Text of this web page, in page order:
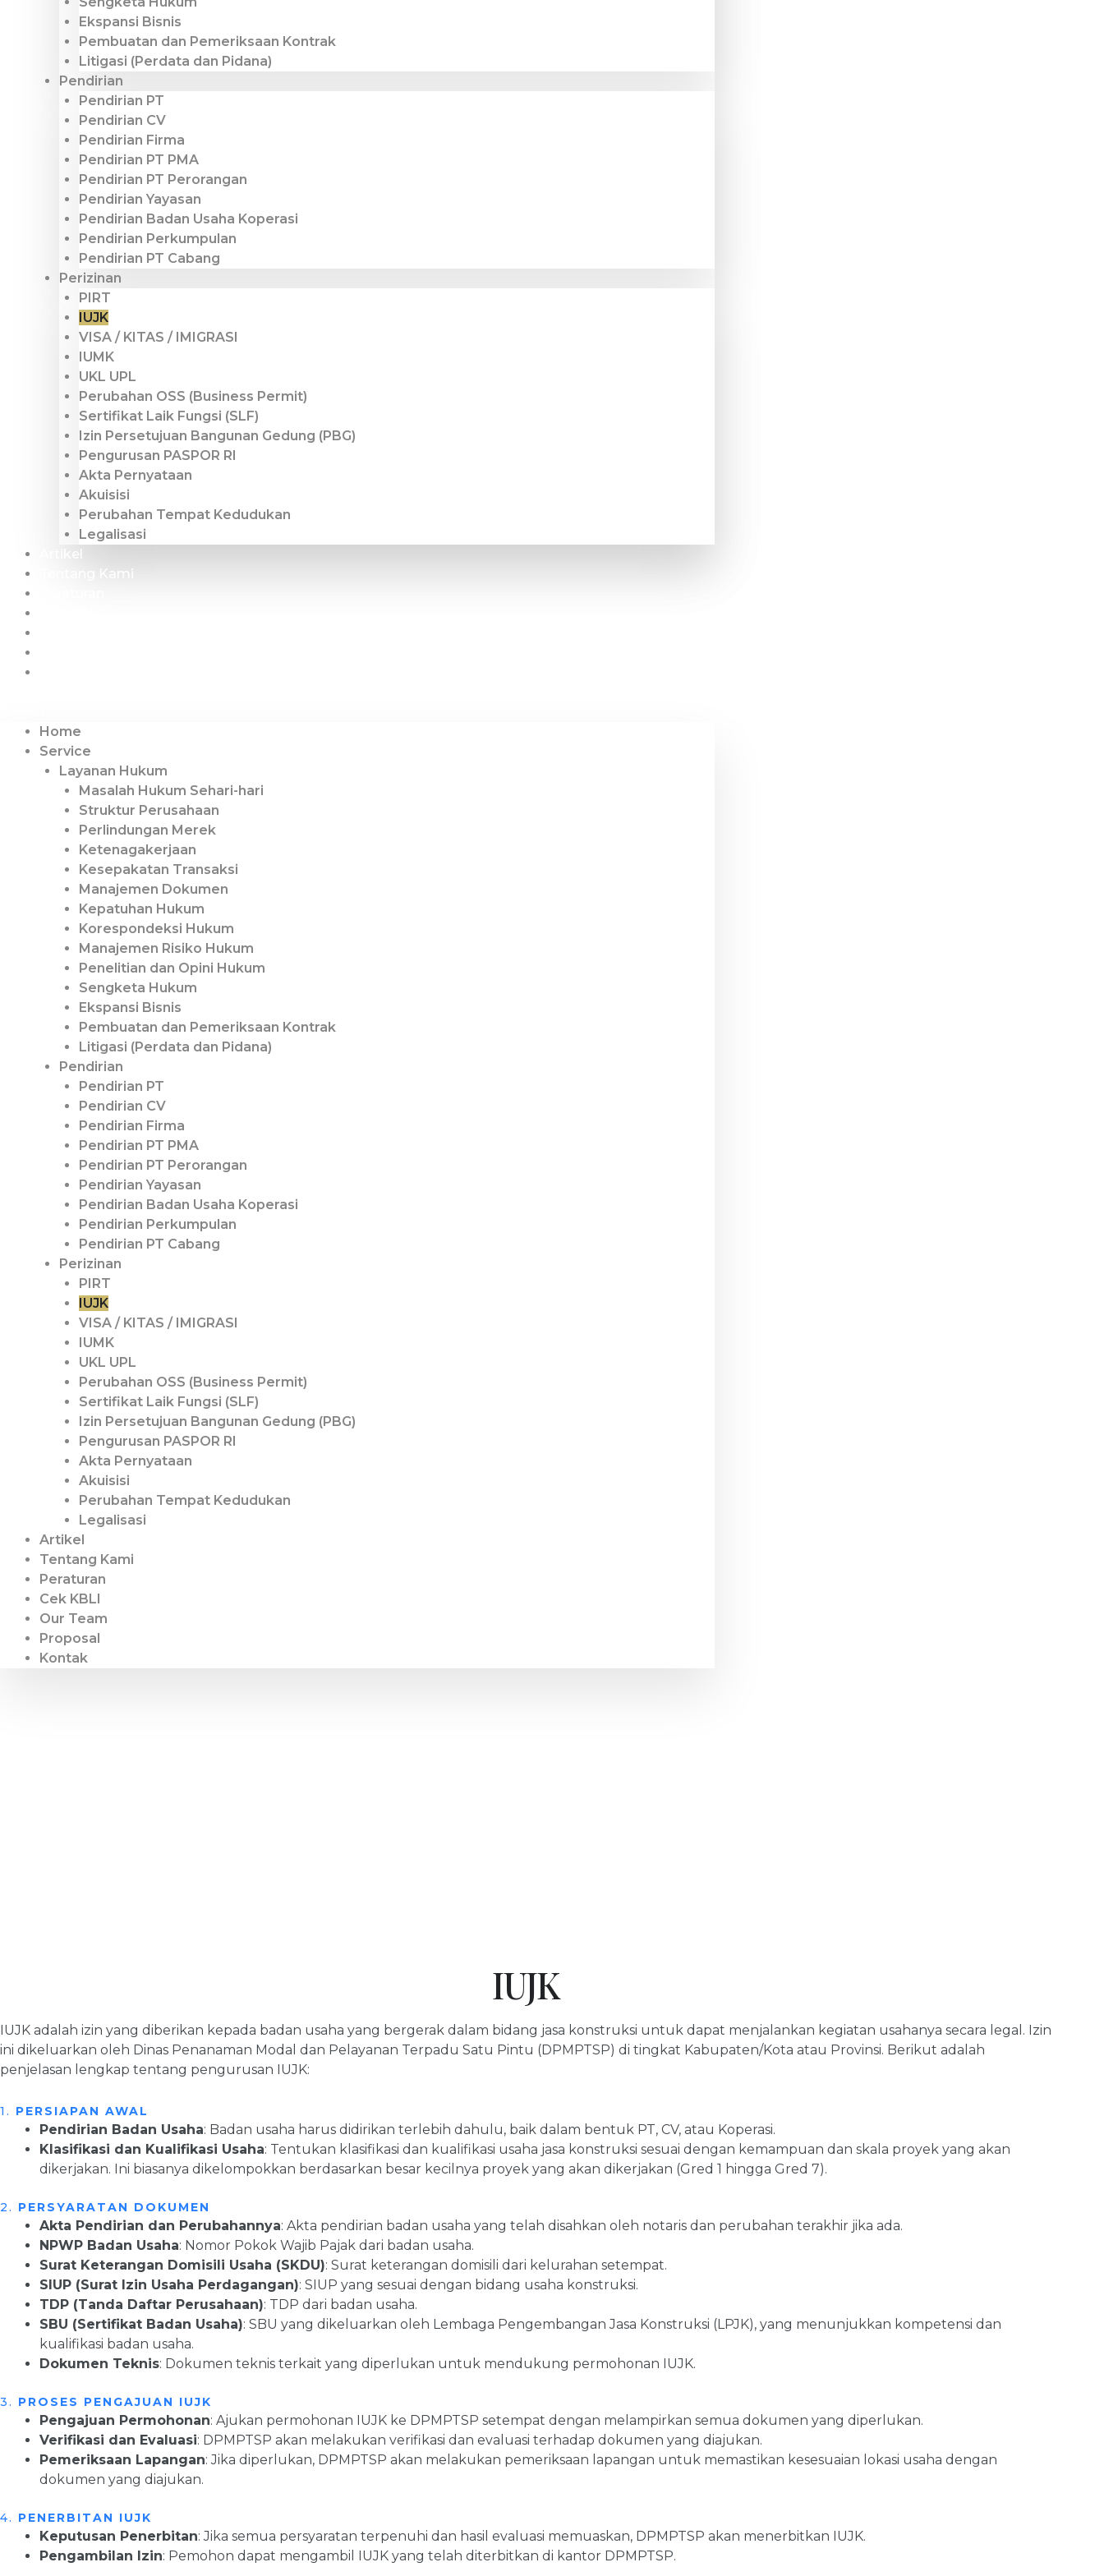
Ekspansi Bisnis
Pembuatan dan Pemeriksaan Kontrak
Litigasi (Perdata dan Pidana)
Pendirian
Pendirian PT
Pendirian CV
Pendirian Firma
Pendirian PT PMA
Pendirian PT Perorangan
Pendirian Yayasan
Pendirian Badan Usaha Koperasi
Pendirian Perkumpulan
Pendirian PT Cabang
Perizinan
PIRT
IUJK
VISA / KITAS / IMIGRASI
IUMK
UKL UPL
Perubahan OSS (Business Permit)
Sertifikat Laik Fungsi (SLF)
Izin Persetujuan Bangunan Gedung (PBG)
Pengurusan PASPOR RI
Akta Pernyataan
Akuisisi
Perubahan Tempat Kedudukan
Legalisasi
Artikel
Tentang Kami
Home
Service
Layanan Hukum
Masalah Hukum Sehari-hari
Struktur Perusahaan
Perlindungan Merek
Ketenagakerjaan
Kesepakatan Transaksi
Manajemen Dokumen
Kepatuhan Hukum
Korespondeksi Hukum
Manajemen Risiko Hukum
Penelitian dan Opini Hukum
Sengketa Hukum
Ekspansi Bisnis
Pembuatan dan Pemeriksaan Kontrak
Litigasi (Perdata dan Pidana)
Pendirian
Pendirian PT
Pendirian CV
Pendirian Firma
Pendirian PT PMA
Pendirian PT Perorangan
Pendirian Yayasan
Pendirian Badan Usaha Koperasi
Pendirian Perkumpulan
Pendirian PT Cabang
Perizinan
PIRT
IUJK
VISA / KITAS / IMIGRASI
IUMK
UKL UPL
Perubahan OSS (Business Permit)
Sertifikat Laik Fungsi (SLF)
Izin Persetujuan Bangunan Gedung (PBG)
Pengurusan PASPOR RI
Akta Pernyataan
Akuisisi
Perubahan Tempat Kedudukan
Legalisasi
Artikel
Tentang Kami
Peraturan
Cek KBLI
Our Team
Proposal
Kontak
IUJK
IUJK adalah izin yang diberikan kepada badan usaha yang bergerak dalam bidang jasa konstruksi untuk dapat menjalankan kegiatan usahanya secara legal. Izin
ini dikeluarkan oleh Dinas Penanaman Modal dan Pelayanan Terpadu Satu Pintu (DPMPTSP) di tingkat Kabupaten/Kota atau Provinsi. Berikut adalah
penjelasan lengkap tentang pengurusan IUJK:
1. PERSIAPAN AWAL
Pendirian Badan Usaha: Badan usaha harus didirikan terlebih dahulu, baik dalam bentuk PT, CV, atau Koperasi.
Klasifikasi dan Kualifikasi Usaha: Tentukan klasifikasi dan kualifikasi usaha jasa konstruksi sesuai dengan kemampuan dan skala proyek yang akan
dikerjakan. Ini biasanya dikelompokkan berdasarkan besar kecilnya proyek yang akan dikerjakan (Gred 1 hingga Gred 7).
2. PERSYARATAN DOKUMEN
Akta Pendirian dan Perubahannya: Akta pendirian badan usaha yang telah disahkan oleh notaris dan perubahan terakhir jika ada.
NPWP Badan Usaha: Nomor Pokok Wajib Pajak dari badan usaha.
Surat Keterangan Domisili Usaha (SKDU): Surat keterangan domisili dari kelurahan setempat.
SIUP (Surat Izin Usaha Perdagangan): SIUP yang sesuai dengan bidang usaha konstruksi.
TDP (Tanda Daftar Perusahaan): TDP dari badan usaha.
SBU (Sertifikat Badan Usaha): SBU yang dikeluarkan oleh Lembaga Pengembangan Jasa Konstruksi (LPJK), yang menunjukkan kompetensi dan
kualifikasi badan usaha.
Dokumen Teknis: Dokumen teknis terkait yang diperlukan untuk mendukung permohonan IUJK.
3. PROSES PENGAJUAN IUJK
Pengajuan Permohonan: Ajukan permohonan IUJK ke DPMPTSP setempat dengan melampirkan semua dokumen yang diperlukan.
Verifikasi dan Evaluasi: DPMPTSP akan melakukan verifikasi dan evaluasi terhadap dokumen yang diajukan.
Pemeriksaan Lapangan: Jika diperlukan, DPMPTSP akan melakukan pemeriksaan lapangan untuk memastikan kesesuaian lokasi usaha dengan
dokumen yang diajukan.
4. PENERBITAN IUJK
Keputusan Penerbitan: Jika semua persyaratan terpenuhi dan hasil evaluasi memuaskan, DPMPTSP akan menerbitkan IUJK.
Pengambilan Izin: Pemohon dapat mengambil IUJK yang telah diterbitkan di kantor DPMPTSP.